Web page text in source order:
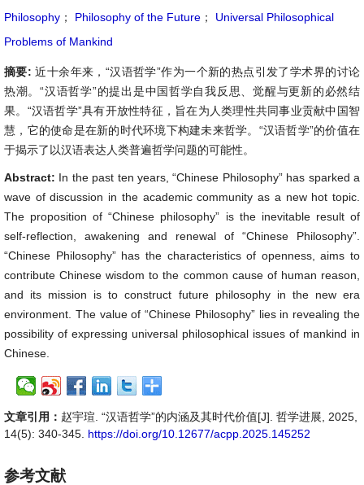
Philosophy ； Philosophy of the Future ；
Universal Philosophical
Problems of Mankind
摘要:近十余年来，“汉语哲学”作为一个新的热点引发了学术界的讨论
热潮。“汉语哲学”的提出是中国哲学自我反思、觉醒与更新的必然结
果。“汉语哲学”具有开放性特征，旨在为人类理性共同事业贡献中国智
慧，它的使命是在新的时代环境下构建未来哲学。“汉语哲学”的价值在
于揭示了以汉语表达人类普遍哲学问题的可能性。
Abstract: In the past ten years, “Chinese Philosophy” has sparked a
wave of discussion in the academic community as a new hot topic.
The proposition of “Chinese philosophy” is the inevitable result of
self-reflection, awakening and renewal of “Chinese Philosophy”.
“Chinese Philosophy” has the characteristics of openness, aims to
contribute Chinese wisdom to the common cause of human reason,
and its mission is to construct future philosophy in the new era
environment. The value of “Chinese Philosophy” lies in revealing the
possibility of expressing universal philosophical issues of mankind in
Chinese.
文章引用： 赵宇瑄. “汉语哲学”的内涵及其时代价值[J]. 哲学进展, 2025,
14(5): 340-345. https://doi.org/10.12677/acpp.2025.145252
参考文献